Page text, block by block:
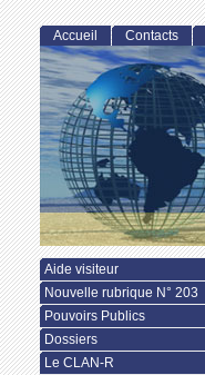
Accueil Contacts
Aide visiteur
Nouvelle rubrique N° 203
Pouvoirs Publics
Dossiers
Le CLAN-R